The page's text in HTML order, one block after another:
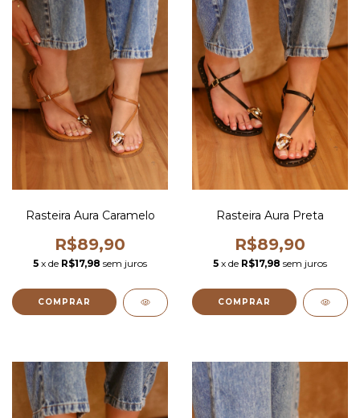
Rasteira Aura Caramelo
R$89,90
5 x de R$17,98 sem juros
COMPRAR
Rasteira Aura Preta
R$89,90
5 x de R$17,98 sem juros
COMPRAR